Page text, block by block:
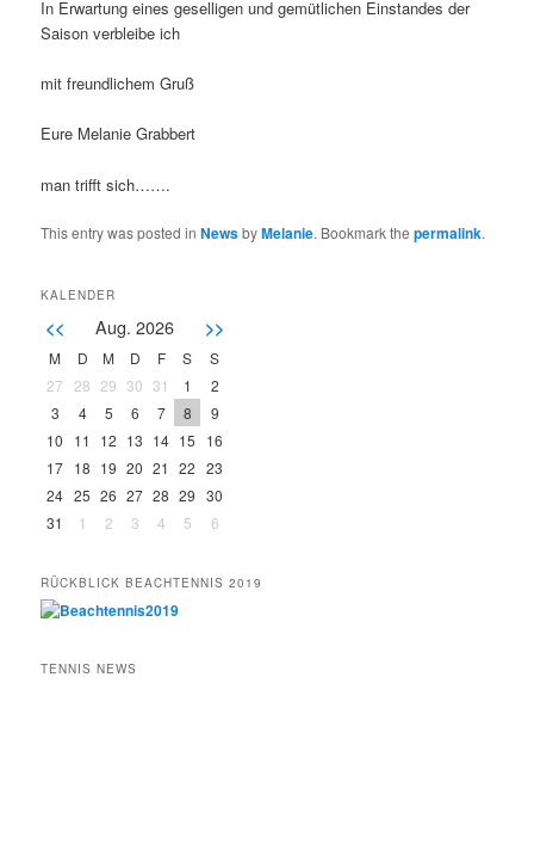
In Erwartung eines geselligen und gemütlichen Einstandes der
Saison verbleibe ich
mit freundlichem Gruß
Eure Melanie Grabbert
man trifft sich…….
This entry was posted inNewsbyMelanie. Bookmark thepermalink.
KALENDER
<< Aug. 2026 >>
M D M D F S
S
27
28 29 30 31 1
2
3
4 5 6 7 8
9
10
11 12 13 14 15
16
17 18 19 20 21 22 23
24 25 26 27 28 29 30
31
1 2 3 4 5 6
RÜCKBLICK BEACHTENNIS 2019
TENNIS NEWS